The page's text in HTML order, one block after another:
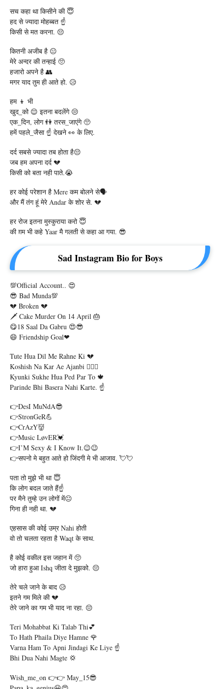
सच कहा था किसीने की 😇
हद से ज्यादा मोहब्बत ☝️
किसी से मत करना. 😔
कितनी अजीब है 😐
मेरे अन्दर की तन्हाई 🥺
हजारो अपने है 👥
मगर याद तुम ही आते हो. 😥
हम‬ 👦 भी ‪
खुद_को‬ 😌 इतना ‎बदलेंगे‬ 😒
‪एक_दिन‬, लोग‬ 👫 ‎तरस_जाएंगे‬ 🥺
हमें पहले_जैसा‬ ☝ ‪देखने‬ 👀 के ‪लिए‬.
दर्द सबसे ज्यादा तब होता है😔
जब हम अपना दर्द 💔
किसी को बता नही पाते.😭
हर कोई परेशान है Mere कम बोलने से🗣️
और मैं तंग हूं मेरे Andar के शोर से. 💔
हर रोज इतना मुस्कुराया करो 😇
की ग़म भी कहे Yaar मै गलती से कहा आ गया. 😎
Sad Instagram Bio for Boys
💯Official Account.. 😍
😎 Bad Munda💯
💔 Broken 💔
🗡 Cake Murder On 14 April 🎂
😋18 Saal Da Gabru 😍😎
😄 Friendship Goal❤
Tute Hua Dil Me Rahne Ki 💔
Koshish Na Kar Ae Ajanbi 👩‍❤️‍👨
Kyunki Sukhe Hua Ped Par To 🍁
Parinde Bhi Basera Nahi Karte. ☝️
👉DesI MuNdA😎
👉StronGeR💪
👉CrAzY👹
👉Music LøvER💓
👉I’M Sexy & I Know It.😉😉
👉सपनो मे बहुत आते हो जिंदगी मे भी आजाव. 💘💘
पता तो मुझे भी था 😇
कि लोग बदल जाते हैं☝️
पर मैने तुम्हे उन लोगों में😐
गिना ही नही था. 💔
एहसास की कोई उम्र Nahi होती
वो तो चलता रहता है Waqt के साथ.
है कोई वकील इस जहान में 🥺
जो हारा हुआ Ishq जीता दे मुझको. 😔
तेरे चले जाने के बाद 😥
इतने गम मिले की 💔
तेरे जाने का गम भी याद ना रहा. 😔
Teri Mohabbat Ki Talab Thi💕
To Hath Phaila Diye Hamne 🌹
Varna Ham To Apni Jindagi Ke Liye ☝️
Bhi Dua Nahi Magte 💢
Wish_me_on 👉👉 May_15😎